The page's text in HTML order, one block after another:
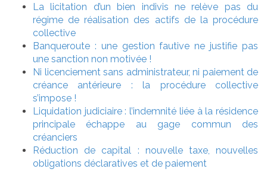
La licitation d’un bien indivis ne relève pas du
régime de réalisation des actifs de la procédure
collective
Banqueroute : une gestion fautive ne justifie pas
une sanction non motivée !
Ni licenciement sans administrateur, ni paiement de
créance antérieure : la procédure collective
s’impose !
Liquidation judiciaire : l’indemnité liée à la résidence
principale échappe au gage commun des
créanciers
Réduction de capital : nouvelle taxe, nouvelles
obligations déclaratives et de paiement